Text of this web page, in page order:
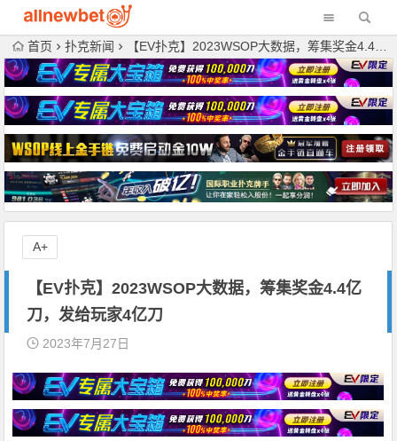
首页 扑克新闻 【EV扑克】2023WSOP大数据，筹集奖金4.4亿刀，发给玩家4亿刀
【EV扑克】2023WSOP大数据，筹集奖金4.4亿
刀，发给玩家4亿刀
2023年7月27日
A+